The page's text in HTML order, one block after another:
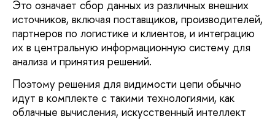
Это означает сбор данных из различных внешних
источников, включая поставщиков, производителей,
партнеров по логистике и клиентов, и интеграцию
их в центральную информационную систему для
анализа и принятия решений.
Поэтому решения для видимости цепи обычно
идут в комплекте с такими технологиями, как
облачные вычисления, искусственный интеллект